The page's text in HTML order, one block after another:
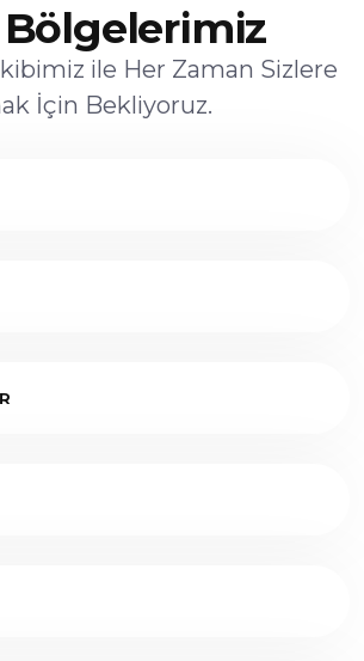
ile Her Zaman Sizlere
İçin Bekliyoruz.